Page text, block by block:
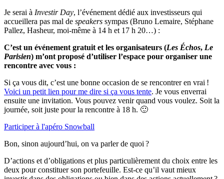
Je serai à Investir Day, l’événement dédié aux investisseurs qui
accueillera pas mal de speakers sympas (Bruno Lemaire, Stéphane
Pallez, Hasheur, moi-même à 14 h et 17 h 20…) :
C’est un événement gratuit et les organisateurs (Les Échos, Le
Parisien) m’ont proposé d’utiliser l’espace pour organiser une
rencontre avec vous :
Si ça vous dit, c’est une bonne occasion de se rencontrer en vrai !
Voici un petit lien pour me dire si ça vous tente. Je vous enverrai
ensuite une invitation. Vous pouvez venir quand vous voulez. Soit la
journée, soit juste pour la rencontre à 18 h. 🙂
Participer à l'apéro Snowball
Bon, sinon aujourd’hui, on va parler de quoi ?
D’actions et d’obligations et plus particulièrement du choix entre les
deux pour constituer son portefeuille. Est-ce qu’il vaut mieux